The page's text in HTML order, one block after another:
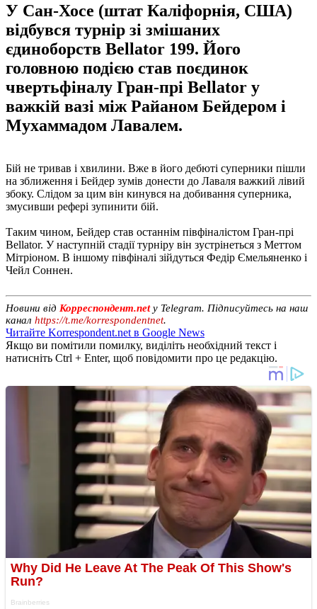
У Сан-Хосе (штат Каліфорнія, США)
відбувся турнір зі змішаних
єдиноборств Bellator 199. Його
головною подією став поєдинок
чвертьфіналу Гран-прі Bellator у
важкій вазі між Райаном Бейдером і
Мухаммадом Лавалем.
Бій не тривав і хвилини. Вже в його дебюті суперники пішли
на зближення і Бейдер зумів донести до Лаваля важкий лівий
збоку. Слідом за цим він кинувся на добивання суперника,
змусивши рефері зупинити бій.
Таким чином, Бейдер став останнім півфіналістом Гран-прі
Bellator. У наступній стадії турніру він зустрінеться з Меттом
Мітріоном. В іншому півфіналі зійдуться Федір Ємельяненко і
Чейл Соннен.
Новини від Корреспондент.netу Telegram. Підписуйтесь на наш
канал https://t.me/korrespondentnet.
Читайте Korrespondent.net в Google News
Якщо ви помітили помилку, виділіть необхідний текст і
натисніть Ctrl + Enter, щоб повідомити про це редакцію.